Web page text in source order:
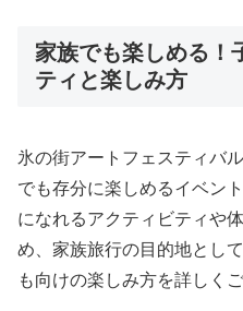
家族でも楽しめる！
ティと楽しみ方
氷の街アートフェスティバ
でも存分に楽しめるイベン
になれるアクティビティや
め、家族旅行の目的地とし
も向けの楽しみ方を詳しく